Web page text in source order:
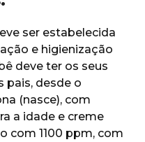
ser estabelecida
e higienização
deve ter os seus
pais, desde o
(nasce), com
a idade e creme
com 1100 ppm, com